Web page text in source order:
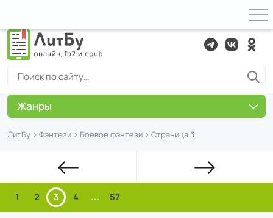
ЛитБу › Фэнтези › Боевое фэнтези › Страница 3
1 2 3 4 ... 57
Жанры